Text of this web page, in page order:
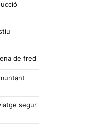
de fred
segur